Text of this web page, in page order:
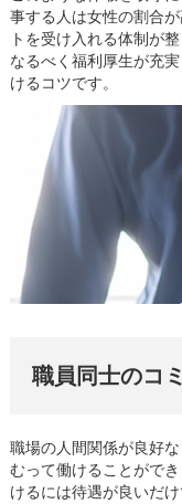
事する人は女性の割合
トを受け入れる体制が
なるべく福利厚生が充
けるコツです。
職員同士のコ
職場の人間関係が良好
むって働けることがで
けるには待遇が良いだ